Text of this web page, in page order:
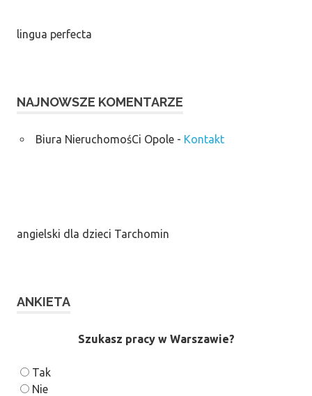
lingua perfecta
NAJNOWSZE KOMENTARZE
Biura NieruchomośCi Opole- Kontakt
angielski dla dzieci Tarchomin
ANKIETA
Szukasz pracy w Warszawie?
Tak
Nie